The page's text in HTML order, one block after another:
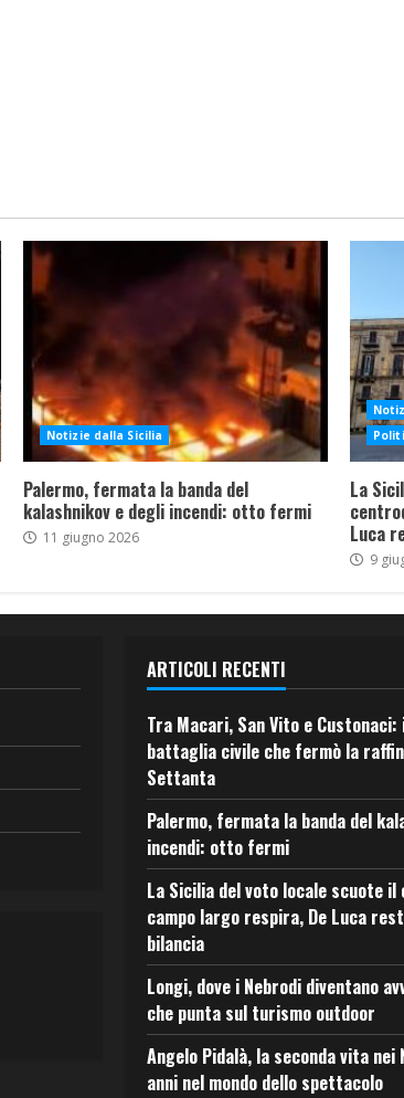
Notizie dalla Sicilia
Palermo, fermata la banda del
kalashnikov e degli incendi: otto fermi
11 giugno 2026
La
Luca
9
ARTICOLI RECENTI
Tra Macari, San Vito e
battaglia civile che fermò la
Settanta
Palermo, fermata la banda del
incendi: otto fermi
La Sicilia del voto locale scuote
campo largo respira, De Luca
bilancia
Longi, dove i Nebrodi diventano
che punta sul turismo outdoor
Angelo Pidalà, la seconda vita nei
anni nel mondo dello spettacolo